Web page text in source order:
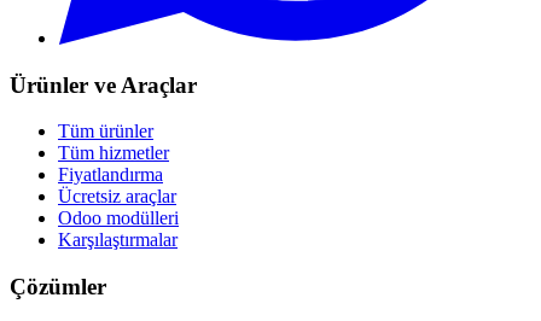
Ürünler ve Araçlar
Tüm ürünler
Tüm hizmetler
Fiyatlandırma
Ücretsiz araçlar
Odoo modülleri
Karşılaştırmalar
Çözümler